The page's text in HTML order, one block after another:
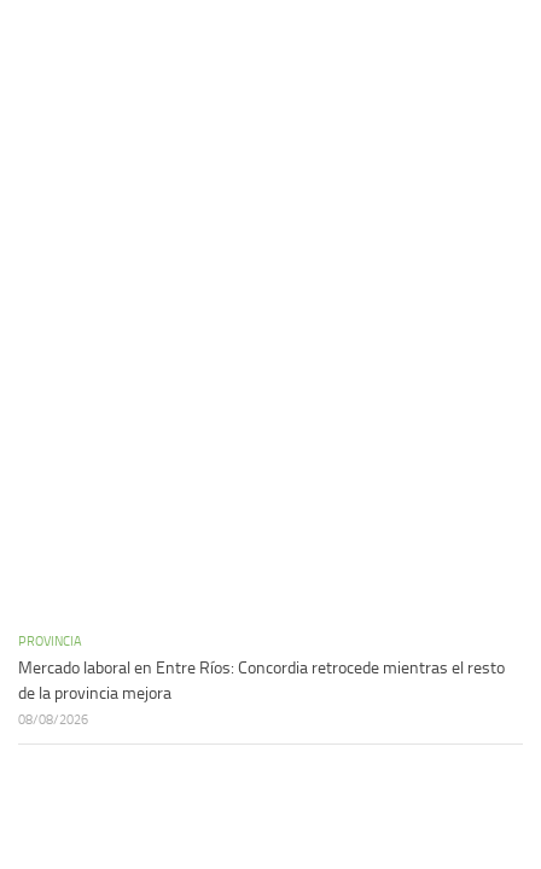
PROVINCIA
Mercado laboral en Entre Ríos: Concordia retrocede mientras el resto
de la provincia mejora
08/08/2026